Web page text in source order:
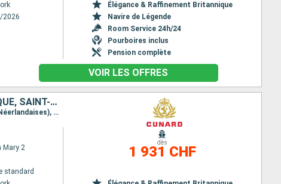
2026
Élégance & Raffinement Britannique
Navire de Légende
Room Service 24h/24
Pourboires inclus
Pension complète
VOIR LES OFFRES
ÉTATS-UNIS, ANTIGUA-ET-BARBUDA, SAINTE-LUCIE, BARBADE, DOMINIQUE, SAINT-MARTIN
Itinéraire : New York, St Kitts, Sainte Lucie, La Barbade, La Dominique, Saint Martin (Antilles Néerlandaises), New York
Mary 2
standard
dès
1 931 CHF